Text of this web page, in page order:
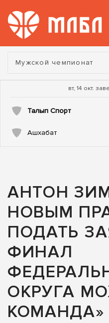
Турнир:
Мужской чемпионат
вт, 14 окт.
Талып Спорт
Ашхабат
АНТОН
НОВЫМ
ПОДАТЬ
ФИНАЛ
ОКРУГА
КОМАНДА»